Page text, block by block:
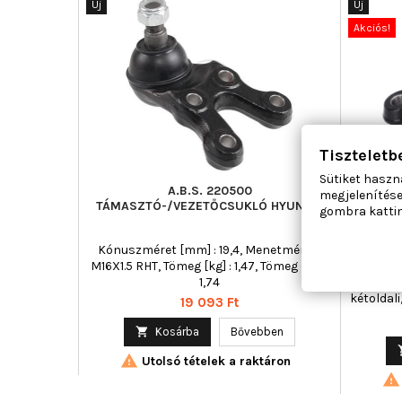
Új
A.B.S. 220500
TÁMASZTÓ-/VEZETŐCSUKLÓ HYUNDAI
Kónuszméret [mm] : 19,4, Menetméret :
M16X1.5 RHT, Tömeg [kg] : 1,47, Tömeg [kg] :
1,74
Ár
19 093 Ft
 Kosárba Bővebben
 Utolsó tételek a raktáron
Új
Akciós!
:

Sütiket
gombra